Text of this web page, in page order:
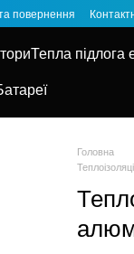
повернення
Тепла підлога
Головна